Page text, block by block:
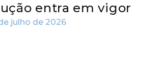
entra em vigor
julho de 2026